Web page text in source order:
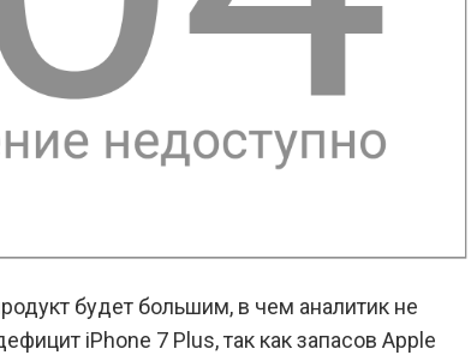
будет большим, в чем аналитик не
iPhone 7 Plus, так как запасов Apple